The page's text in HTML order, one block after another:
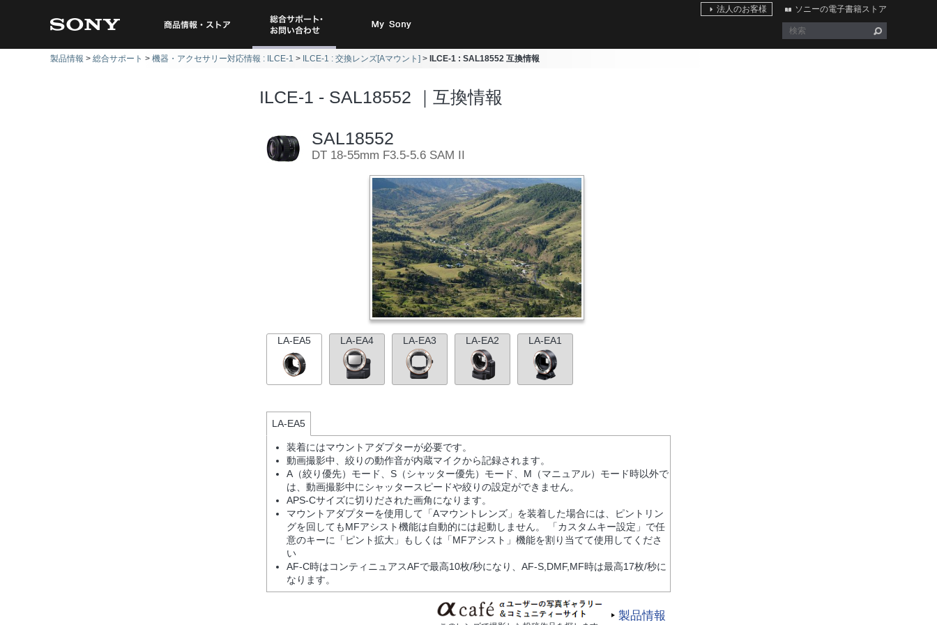
商品情報・ストア
総合サポート・お
My Sony
法人のお客様 ソニーの電子書籍ストア
製品情報 総合サポート 機器・アクセサリー対応情報 : ILCE-1 ILCE-1 : 交換レンズ[Aマウント] ILCE-1 : SAL18552 互換情報
ILCE-1 - SAL18552 ｜互換情報
SAL18552
DT 18-55mm F3.5-5.6 SAM II
LA-EA5 LA-EA4 LA-EA3 LA-EA2 LA-EA1
LA-EA5
装着にはマウントアダプターが必要です。
動画撮影中、絞りの動作音が内蔵マイクから記録されます。
A（絞り優先）モード、S（シャッター優先）モード、M（マニュアル）モード時以外で
は、動画撮影中にシャッタースピードや絞りの設定ができません。
APS-Cサイズに切りだされた画角になります。
マウントアダプターを使用して「Aマウントレンズ」を装着した場合には、ピントリン
グを回してもMFアシスト機能は自動的には起動しません。 「カスタムキー設定」で任
意のキーに「ピント拡大」もしくは「MFアシスト」機能を割り当てて使用してくださ
い
AF-C時はコンティニュアスAFで最高10枚/秒になり、AF-S,DMF,MF時は最高17枚/秒に
なります。
製品情報